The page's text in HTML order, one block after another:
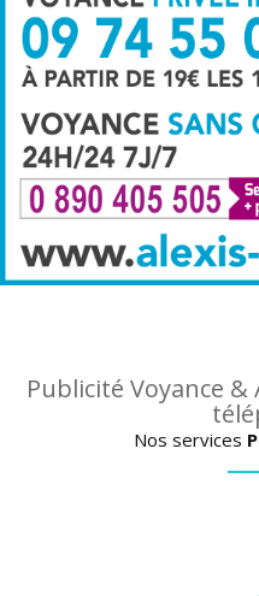
Publicité Voyance
Nos services